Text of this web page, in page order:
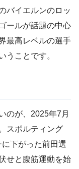
バイエルンのロッ
ールが話題の中心
最高レベルの選手
うことです。
のが、2025年7月
スポルティング
下がった前田選
せと腹筋運動を始